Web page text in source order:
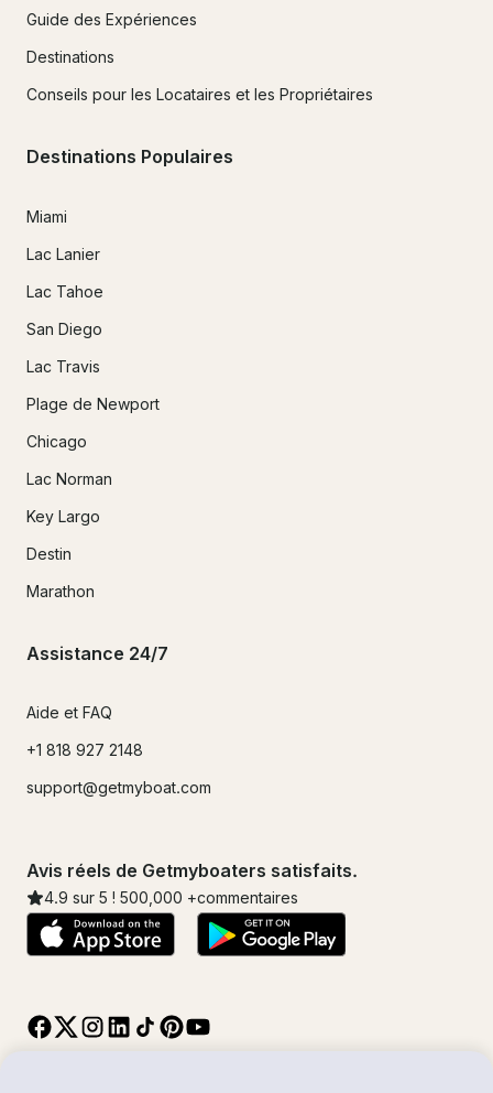
Guide des Expériences
Destinations
Conseils pour les Locataires et les Propriétaires
Destinations Populaires
Miami
Lac Lanier
Lac Tahoe
San Diego
Lac Travis
Plage de Newport
Chicago
Lac Norman
Key Largo
Destin
Marathon
Assistance 24/7
Aide et FAQ
+1 818 927 2148
support@getmyboat.com
Avis réels de Getmyboaters satisfaits.
4.9 sur 5 ! 500,000 +commentaires